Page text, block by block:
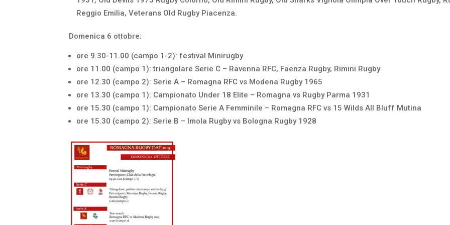
Reggio Emilia, Veterans Old Rugby Piacenza.
Domenica 6 ottobre:
ore 9.30-11.00 (campo 1-2): festival Minirugby
ore 11.00 (campo 1): triangolare Serie C – Ravenna RFC, Faenza Rugby, Rimini Rugby
ore 12.30 (campo 2): Serie A – Romagna RFC vs Modena Rugby 1965
ore 13.30 (campo 1): Campionato Under 18 Elite – Romagna vs Rugby Parma 1931
ore 15.30 (campo 1): Campionato Serie A Femminile – Romagna RFC vs 15 Wilds All Bluff Mutina
ore 15.30 (campo 2): Serie B – Imola Rugby vs Bologna Rugby 1928